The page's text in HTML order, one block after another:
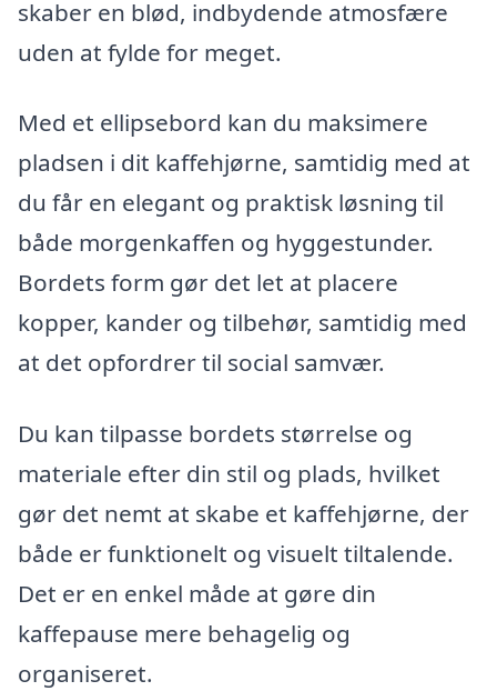
skaber en blød, indbydende atmosfære
uden at fylde for meget.
Med et ellipsebord kan du maksimere
pladsen i dit kaffehjørne, samtidig med at
du får en elegant og praktisk løsning til
både morgenkaffen og hyggestunder.
Bordets form gør det let at placere
kopper, kander og tilbehør, samtidig med
at det opfordrer til social samvær.
Du kan tilpasse bordets størrelse og
materiale efter din stil og plads, hvilket
gør det nemt at skabe et kaffehjørne, der
både er funktionelt og visuelt tiltalende.
Det er en enkel måde at gøre din
kaffepause mere behagelig og
organiseret.